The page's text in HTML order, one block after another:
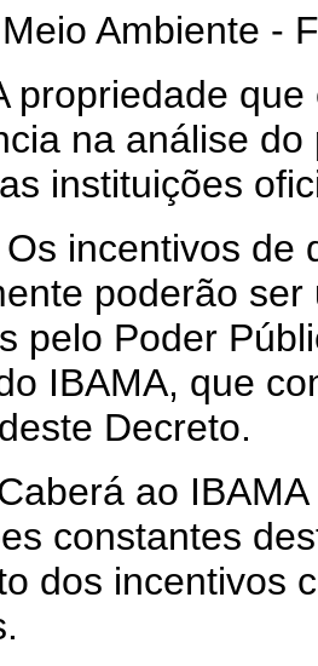
Ambiente -
propriedade
na análise
instituições
Os incentivos de
poderão
pelo Poder
IBAMA, que
Decreto.
ao
constantes
dos incentivos